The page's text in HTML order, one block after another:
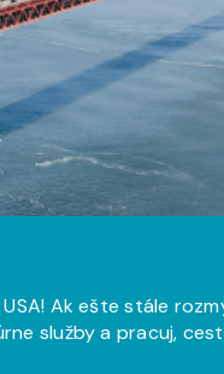
USA! Ak ešte stále
služby a pracuj,